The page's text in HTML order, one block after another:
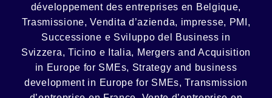
développement des entreprises en Belgique,
Trasmissione, Vendita d’azienda, impresse, PMI,
Successione e Sviluppo del Business in
Svizzera, Ticino e Italia, Mergers and Acquisition
in Europe for SMEs, Strategy and business
development in Europe for SMEs,Transmission